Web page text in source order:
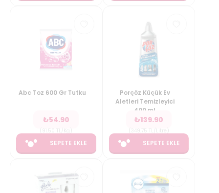
Abc Toz 600 Gr Tutku
₺54.90
SEPETE EKLE
Porçöz Küçük Ev
Aletleri Temizleyici
400 ml
₺139.90
SEPETE EKLE